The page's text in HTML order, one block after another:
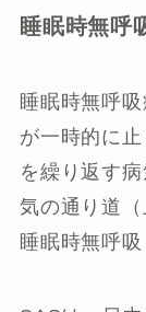
睡眠時無呼
睡眠時無呼
が一時的に
を繰り返す
気の通り道
睡眠時無呼